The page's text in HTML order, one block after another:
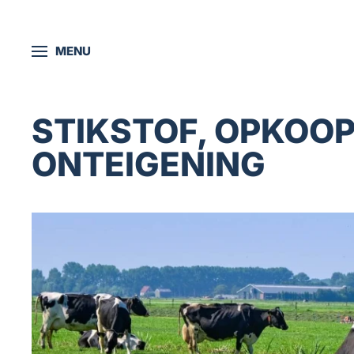
MENU
STIKSTOF,
ONTEIGENING